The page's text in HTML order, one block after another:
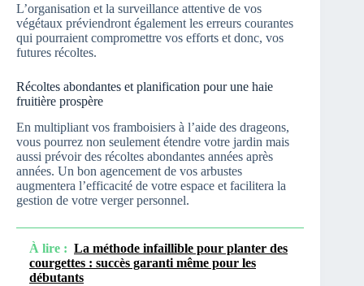
L’organisation et la surveillance attentive de vos
végétaux préviendront également les erreurs courantes
qui pourraient compromettre vos efforts et donc, vos
futures récoltes.
Récoltes abondantes et planification pour une haie
fruitière prospère
En multipliant vos framboisiers à l’aide des drageons,
vous pourrez non seulement étendre votre jardin mais
aussi prévoir des récoltes abondantes années après
années. Un bon agencement de vos arbustes
augmentera l’efficacité de votre espace et facilitera la
gestion de votre verger personnel.
À lire : La méthode infaillible pour planter des
courgettes : succès garanti même pour les
débutants